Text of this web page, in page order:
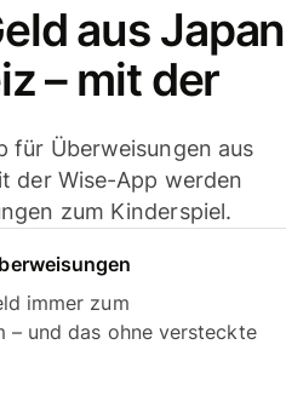
aus Japan
– mit der
für Überweisungen aus
der Wise-App werden
zum Kinderspiel.
immer zum
– und das ohne versteckte